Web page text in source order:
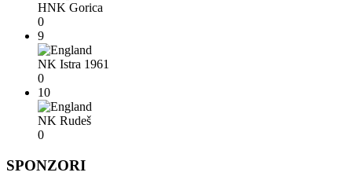
HNK Gorica
0
9
NK Istra 1961
0
10
NK Rudeš
0
SPONZORI